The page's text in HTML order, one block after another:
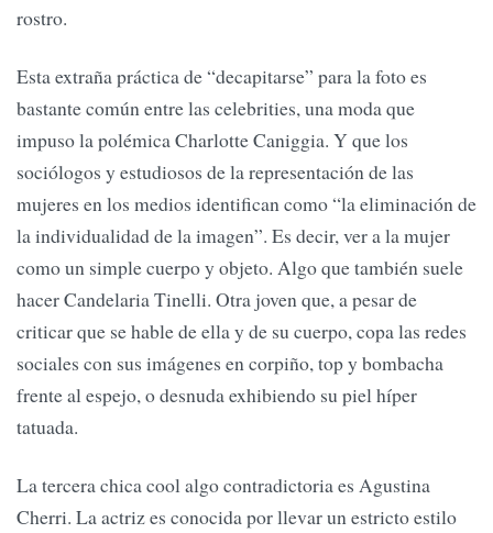
rostro.
Esta extraña práctica de “decapitarse” para la foto es
bastante común entre las celebrities, una moda que
impuso la polémica Charlotte Caniggia. Y que los
sociólogos y estudiosos de la representación de las
mujeres en los medios identifican como “la eliminación de
la individualidad de la imagen”. Es decir, ver a la mujer
como un simple cuerpo y objeto. Algo que también suele
hacer Candelaria Tinelli. Otra joven que, a pesar de
criticar que se hable de ella y de su cuerpo, copa las redes
sociales con sus imágenes en corpiño, top y bombacha
frente al espejo, o desnuda exhibiendo su piel híper
tatuada.
La tercera chica cool algo contradictoria es Agustina
Cherri. La actriz es conocida por llevar un estricto estilo